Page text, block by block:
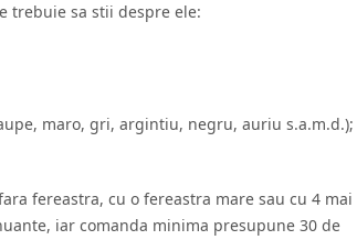
trebuie sa stii despre ele:
maro, gri, argintiu, negru, auriu s.a.m.d.);
fereastra, cu o fereastra mare sau cu 4 mai
iar comanda minima presupune 30 de